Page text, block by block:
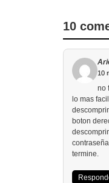
10
10
no
lo mas
boton
termine.